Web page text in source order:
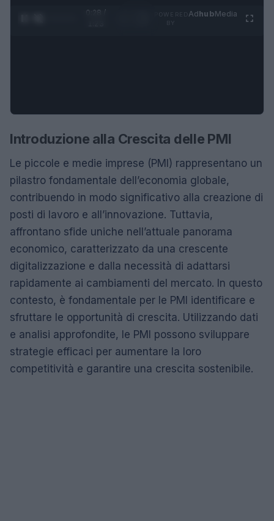
0:29 /
AdhubMedia
Introduzione alla Crescita delle PMI
Le piccole e medie imprese (PMI) rappresentano un
pilastro fondamentale dell’economia globale,
contribuendo in modo significativo alla creazione di
posti di lavoro e all’innovazione. Tuttavia,
affrontano sfide uniche nell’attuale panorama
economico, caratterizzato da una crescente
digitalizzazione e dalla necessità di adattarsi
rapidamente ai cambiamenti del mercato. In questo
contesto, è fondamentale per le PMI identificare e
sfruttare le opportunità di crescita. Utilizzando dati
e analisi approfondite, le PMI possono sviluppare
strategie efficaci per aumentare la loro
competitività e garantire una crescita sostenibile.